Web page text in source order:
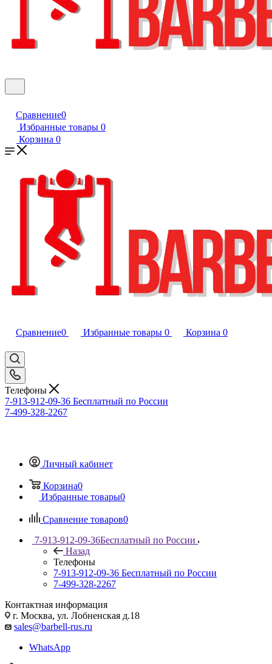
Сравнение0
Избранные товары 0
Корзина 0
Сравнение0 Избранные товары 0 Корзина 0
Телефоны
7-913-912-09-36 Бесплатный по России
7-499-328-2267
Личный кабинет
Корзина0
Избранные товары0
Сравнение товаров0
7-913-912-09-36Бесплатный по России
Назад
Телефоны
7-913-912-09-36 Бесплатный по России
7-499-328-2267
Контактная информация
г. Москва, ул. Лобненская д.18
sales@barbell-rus.ru
WhatsApp